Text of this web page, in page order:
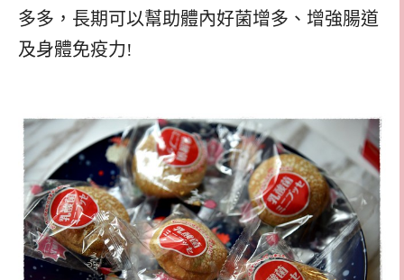
多多，長期可以幫助體內好菌增多、增強腸道
及身體免疫力!